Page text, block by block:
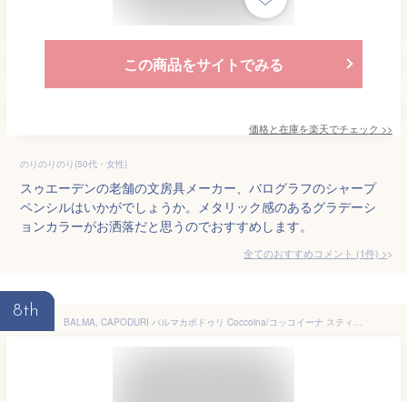
この商品をサイトでみる
価格と在庫を楽天でチェック >>
のりのりのり(50代・女性)
スゥエーデンの老舗の文房具メーカー、バログラフのシャープ
ペンシルはいかがでしょうか。メタリック感のあるグラデーシ
ョンカラーがお洒落だと思うのでおすすめします。
全てのおすすめコメント (1件) >
8th
BALMA, CAPODURI バルマカポドゥリ Coccoina/コッコイーナ スティックのり アーモンド香 20g 0166422200